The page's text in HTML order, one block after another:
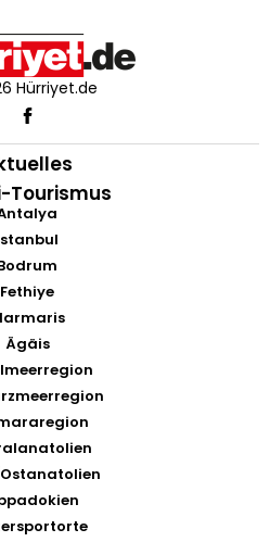
Hürriyet.de
Tourismus
Fethiye
Ägäis